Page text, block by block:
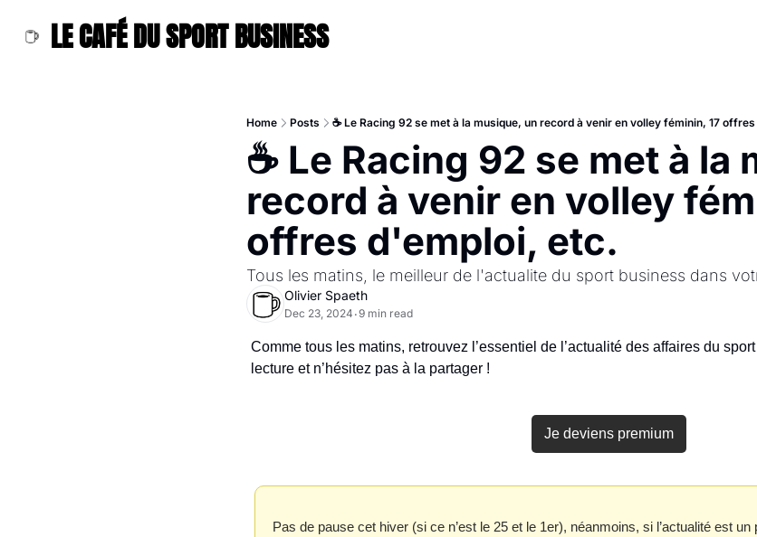
LE CAFÉ DU SPORT BUSINESS
Home Posts ☕ Le Racing 92 se met à la musique, un record à venir en volley féminin, 17
☕ Le Racing 92 se met à la
record à venir en volley
offres d'emploi, etc.
Tous les matins, le meilleur de l'actualite du sport business dans
Olivier Spaeth
Dec 23, 2024 •9 min read
Comme tous les matins, retrouvez l’essentiel de l’actualité des affaires du
lecture et n’hésitez pas à la partager !
Je deviens premium
Pas de pause cet hiver (si ce n’est le 25 et le 1er), néanmoins, si l’actualité est